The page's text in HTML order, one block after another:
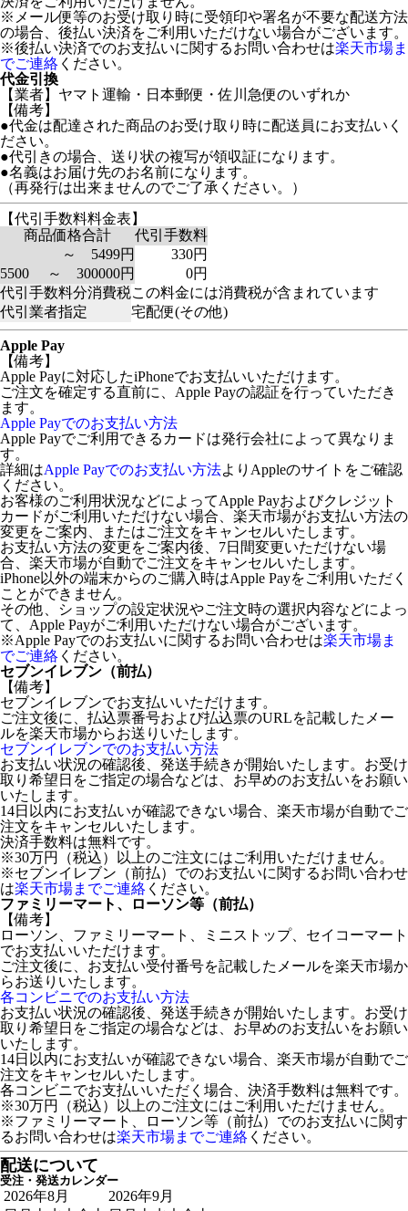
※メール便等のお受け取り時に受領印や署名が不要な配送方法
の場合、後払い決済をご利用いただけない場合がございます。
※後払い決済でのお支払いに関するお問い合わせは楽天市場ま
でご連絡 ください。
代金引換
【業者】ヤマト運輸・日本郵便・佐川急便のいずれか
【備考】
●代金は配達された商品のお受け取り時に配送員にお支払いく
ださい。
●代引きの場合、送り状の複写が領収証になります。
●名義はお届け先のお名前になります。
（再発行は出来ませんのでご了承ください。）
【代引手数料料金表】
商品価格合計
代引手数料
～ 5499円
330円
5500 ～ 300000円
0円
代引手数料分消費税この料金には消費税が含まれています
代引業者指定
宅配便(その他)
Apple Pay
【備考】
Apple Payに対応したiPhoneでお支払いいただけます。
ご注文を確定する直前に、Apple Payの認証を行っていただき
ます。
Apple Payでのお支払い方法
Apple Payでご利用できるカードは発行会社によって異なりま
す。
詳細はApple Payでのお支払い方法よりAppleのサイトをご確認
ください。
お客様のご利用状況などによってApple Payおよびクレジット
カードがご利用いただけない場合、楽天市場がお支払い方法の
変更をご案内、またはご注文をキャンセルいたします。
お支払い方法の変更をご案内後、7日間変更いただけない場
合、楽天市場が自動でご注文をキャンセルいたします。
iPhone以外の端末からのご購入時はApple Payをご利用いただく
ことができません。
その他、ショップの設定状況やご注文時の選択内容などによっ
て、Apple Payがご利用いただけない場合がございます。
※Apple Payでのお支払いに関するお問い合わせは楽天市場ま
でご連絡 ください。
セブンイレブン（前払）
【備考】
セブンイレブンでお支払いいただけます。
ご注文後に、払込票番号および払込票のURLを記載したメー
ルを楽天市場からお送りいたします。
セブンイレブンでのお支払い方法
お支払い状況の確認後、発送手続きが開始いたします。お受け
取り希望日をご指定の場合などは、お早めのお支払いをお願い
いたします。
14日以内にお支払いが確認できない場合、楽天市場が自動でご
注文をキャンセルいたします。
決済手数料は無料です。
※30万円（税込）以上のご注文にはご利用いただけません。
※セブンイレブン（前払）でのお支払いに関するお問い合わせ
は楽天市場までご連絡 ください。
ファミリーマート、ローソン等（前払）
【備考】
ローソン、ファミリーマート、ミニストップ、セイコーマート
でお支払いいただけます。
ご注文後に、お支払い受付番号を記載したメールを楽天市場か
らお送りいたします。
各コンビニでのお支払い方法
お支払い状況の確認後、発送手続きが開始いたします。お受け
取り希望日をご指定の場合などは、お早めのお支払いをお願い
いたします。
14日以内にお支払いが確認できない場合、楽天市場が自動でご
注文をキャンセルいたします。
各コンビニでお支払いいただく場合、決済手数料は無料です。
※30万円（税込）以上のご注文にはご利用いただけません。
※ファミリーマート、ローソン等（前払）でのお支払いに関す
るお問い合わせは楽天市場までご連絡 ください。
配送について
受注・発送カレンダー
2026年8月
2026年9月